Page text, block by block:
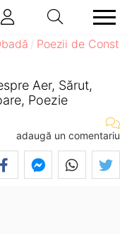
Poezii de
Aer, Sărut,
Poezie
adaugă un comentariu